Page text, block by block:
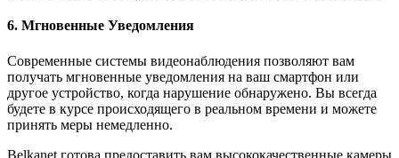
6. Мгновенные Уведомления
Современные системы видеонаблюдения позволяют вам
получать мгновенные уведомления на ваш смартфон или
другое устройство, когда нарушение обнаружено. Вы всегда
будете в курсе происходящего в реальном времени и можете
принять меры немедленно.
Belkanet готова предоставить вам высококачественные камеры